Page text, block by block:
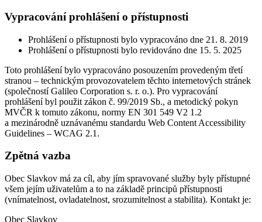
Vypracování prohlášení o přístupnosti
Prohlášení o přístupnosti bylo vypracováno dne 21. 8. 2019
Prohlášení o přístupnosti bylo revidováno dne 15. 5. 2025
Toto prohlášení bylo vypracováno posouzením provedeným třetí
stranou – technickým provozovatelem těchto internetových stránek
(společností Galileo Corporation s. r. o.). Pro vypracování
prohlášení byl použit zákon č. 99/2019 Sb., a metodický pokyn
MVČR k tomuto zákonu, normy EN 301 549 V2 1.2
a mezinárodně uznávanému standardu Web Content Accessibility
Guidelines – WCAG 2.1.
Zpětná vazba
Obec Slavkov má za cíl, aby jím spravované služby byly přístupné
všem jejím uživatelům a to na základě principů přístupnosti
(vnímatelnost, ovladatelnost, srozumitelnost a stabilita). Kontakt je:
Obec Slavkov